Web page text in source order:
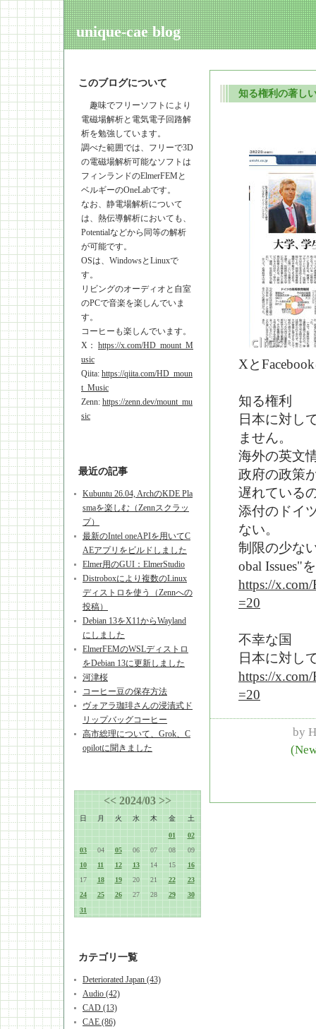
unique-cae blog
このブログについて
趣味でフリーソフトにより
電磁場解析と電気電子回路解
析を勉強しています。
調べた範囲では、フリーで3D
の電磁場解析可能なソフトは
フィンランドのElmerFEMと
ベルギーのOneLabです。
なお、静電場解析について
は、熱伝導解析においても、
Potentialなどから同等の解析
が可能です。
OSは、WindowsとLinuxで
す。
リビングのオーディオと自室
のPCで音楽を楽しんでいま
す。
コーヒーも楽しんでいます。
X： https://x.com/HD_mount_M
usic
Qiita: https://qiita.com/HD_moun
t_Music
Zenn: https://zenn.dev/mount_mu
sic
最近の記事
Kubuntu 26.04, ArchのKDE Pla
smaを楽しむ（Zennスクラッ
プ）
最新のIntel oneAPIを用いてC
AEアプリをビルドしました
Elmer用のGUI：ElmerStudio
Distroboxにより複数のLinux
ディストロを使う（Zennへの
投稿）
Debian 13をX11からWayland
にしました
ElmerFEMのWSLディストロ
をDebian 13に更新しました
河津桜
コーヒー豆の保存方法
ヴォアラ珈琲さんの浸漬式ド
リップバッグコーヒー
高市総理について、Grok、C
opilotに聞きました
<< 2024/03 >>
日 月 火 水 木 金 土
01
02
03
04 05 06 07 08
09
10
11 12 13 14 15
16
17
18 19 20 21 22
23
24
25 26 27 28 29
30
31
カテゴリ一覧
Deteriorated Japan (43)
Audio (42)
CAD (13)
CAE (86)
知る権利の著し
Xと
知る権利
日本に対し
ません。
海外の英文
政府の政策
遅れている
添付のドイ
ない。
制限の少な
obal Issues"
https://
=20
不幸な国
日本に対し
https://
=20
by